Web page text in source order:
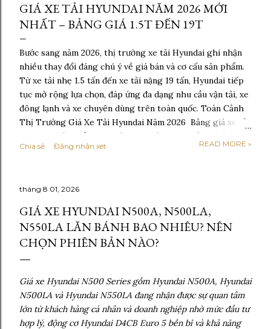
GIÁ XE TẢI HYUNDAI NĂM 2026 MỚI
NHẤT – BẢNG GIÁ 1.5T ĐẾN 19T
Bước sang năm 2026, thị trường xe tải Hyundai ghi nhận
nhiều thay đổi đáng chú ý về giá bán và cơ cấu sản phẩm.
Từ xe tải nhẹ 1.5 tấn đến xe tải nặng 19 tấn, Hyundai tiếp
tục mở rộng lựa chọn, đáp ứng đa dạng nhu cầu vận tải, xe
đông lạnh và xe chuyên dùng trên toàn quốc. Toàn Cảnh
Thị Trường Giá Xe Tải Hyundai Năm 2026 Bảng giá xe tải
Hyundai mới nhất 2026 Năm 2026 được xem là giai đoạn
thị trường xe tải bước vào trạng thái ổn định hơn sau thời
tiêu chuẩn Euro 5, một số phân khúc bắt đầu định hướng
lên Euro 6 trong tương lai gần. So với giai đoạn 2024–
2025, giá xe tải Hyundai năm 2026 không còn tăng mạnh
theo kiểu đột biến. Thay vào đó, giá bán được điều chỉnh
linh hoạt theo từng dòng xe, cấu hình thùng và chính
sách từng đại lý . Các yếu tố ảnh hưởng trực tiếp đến giá
gồm: - Chi phí linh kiện nhập khẩu và lắp ráp trong nước
- Nhu cầu vận tải nội đô và liên tỉnh tăng trở...
Chia sẻ Đăng nhận xét READ MORE »
tháng 8 01, 2026
GIÁ XE HYUNDAI N500A, N500LA,
N550LA LĂN BÁNH BAO NHIÊU? NÊN
CHỌN PHIÊN BẢN NÀO?
Giá xe Hyundai N500 Series gồm Hyundai N500A, Hyundai
N500LA và Hyundai N550LA đang nhận được sự quan tâm
lớn từ khách hàng cá nhân và doanh nghiệp nhờ mức đầu tư
hợp lý, động cơ Hyundai D4CB Euro 5 bền bỉ và khả năng